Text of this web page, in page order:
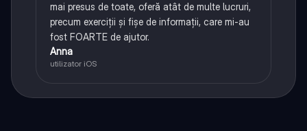
mai presus de toate, oferă atât de multe lucruri,
precum exerciții și fișe de informații, care mi-au
fost FOARTE de ajutor.
Anna
utilizator iOS